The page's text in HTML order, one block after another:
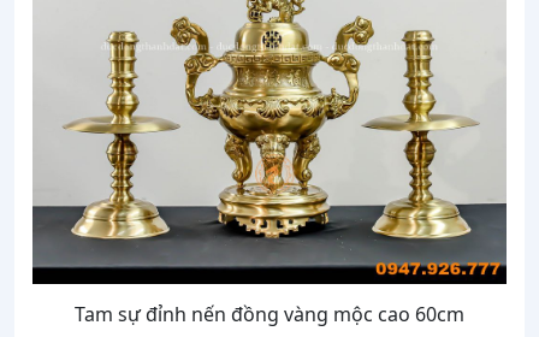
Tam sự đỉnh nến đồng vàng mộc cao 60cm